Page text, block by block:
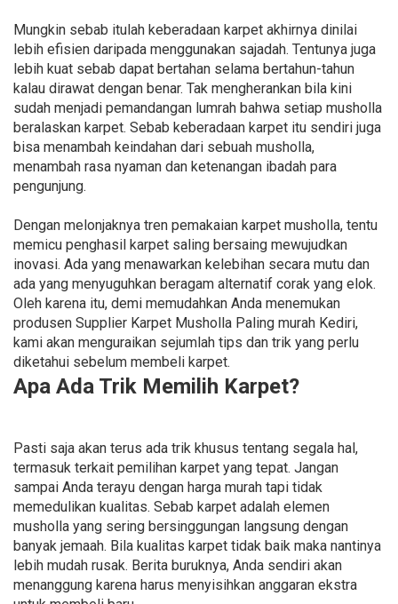
Mungkin sebab itulah keberadaan karpet akhirnya dinilai
lebih efisien daripada menggunakan sajadah. Tentunya juga
lebih kuat sebab dapat bertahan selama bertahun-tahun
kalau dirawat dengan benar. Tak mengherankan bila kini
sudah menjadi pemandangan lumrah bahwa setiap musholla
beralaskan karpet. Sebab keberadaan karpet itu sendiri juga
bisa menambah keindahan dari sebuah musholla,
menambah rasa nyaman dan ketenangan ibadah para
pengunjung.
Dengan melonjaknya tren pemakaian karpet musholla, tentu
memicu penghasil karpet saling bersaing mewujudkan
inovasi. Ada yang menawarkan kelebihan secara mutu dan
ada yang menyuguhkan beragam alternatif corak yang elok.
Oleh karena itu, demi memudahkan Anda menemukan
produsen Supplier Karpet Musholla Paling murah Kediri,
kami akan menguraikan sejumlah tips dan trik yang perlu
diketahui sebelum membeli karpet.
Apa Ada Trik Memilih Karpet?
Pasti saja akan terus ada trik khusus tentang segala hal,
termasuk terkait pemilihan karpet yang tepat. Jangan
sampai Anda terayu dengan harga murah tapi tidak
memedulikan kualitas. Sebab karpet adalah elemen
musholla yang sering bersinggungan langsung dengan
banyak jemaah. Bila kualitas karpet tidak baik maka nantinya
lebih mudah rusak. Berita buruknya, Anda sendiri akan
menanggung karena harus menyisihkan anggaran ekstra